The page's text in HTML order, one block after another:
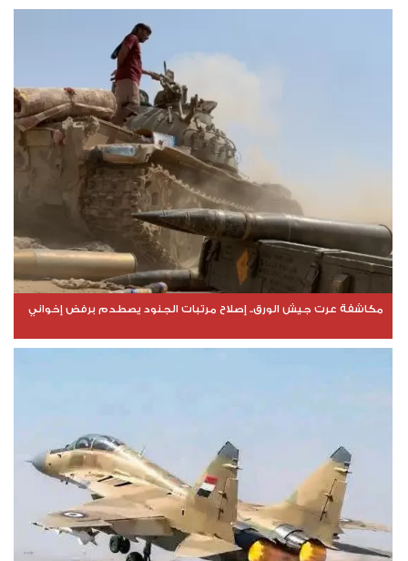
مكاشفة عرت جيش الورق.. إصلاح مرتبات الجنود يصطدم برفض إخواني